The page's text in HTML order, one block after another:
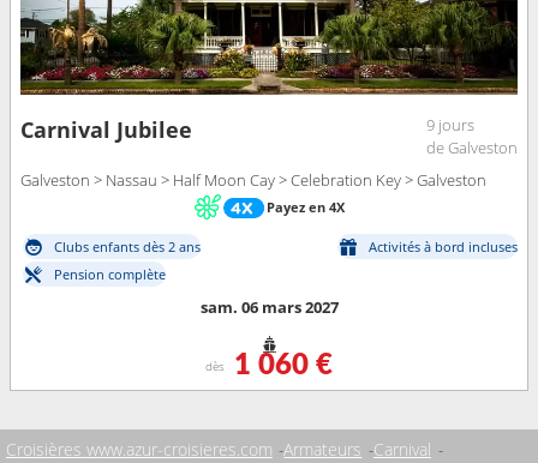
Carnival Jubilee
9 jours
de Galveston
Galveston > Nassau > Half Moon Cay > Celebration Key > Galveston
Payez en 4X
Clubs enfants dès 2 ans
Activités à bord incluses
Pension complète
sam. 06 mars 2027
dès 1 060 €
Croisières www.azur-croisieres.com Armateurs Carnival